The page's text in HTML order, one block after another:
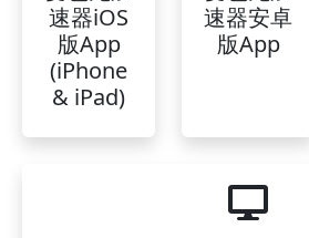
速器iOS
版App
(iPhone
& iPad)
速器安卓
版App